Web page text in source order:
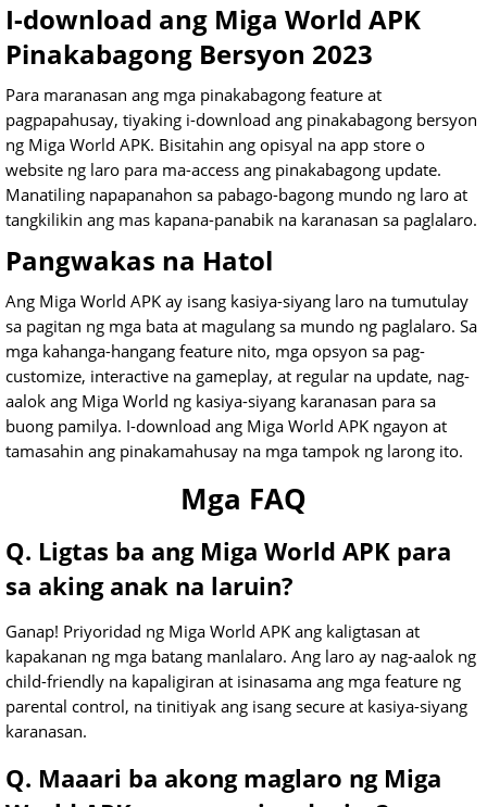
I-download ang Miga World APK
Pinakabagong Bersyon 2023
Para maranasan ang mga pinakabagong feature at
pagpapahusay, tiyaking i-download ang pinakabagong bersyon
ng Miga World APK. Bisitahin ang opisyal na app store o
website ng laro para ma-access ang pinakabagong update.
Manatiling napapanahon sa pabago-bagong mundo ng laro at
tangkilikin ang mas kapana-panabik na karanasan sa paglalaro.
Pangwakas na Hatol
Ang Miga World APK ay isang kasiya-siyang laro na tumutulay
sa pagitan ng mga bata at magulang sa mundo ng paglalaro. Sa
mga kahanga-hangang feature nito, mga opsyon sa pag-
customize, interactive na gameplay, at regular na update, nag-
aalok ang Miga World ng kasiya-siyang karanasan para sa
buong pamilya. I-download ang Miga World APK ngayon at
tamasahin ang pinakamahusay na mga tampok ng larong ito.
Mga FAQ
Q. Ligtas ba ang Miga World APK para
sa aking anak na laruin?
Ganap! Priyoridad ng Miga World APK ang kaligtasan at
kapakanan ng mga batang manlalaro. Ang laro ay nag-aalok ng
child-friendly na kapaligiran at isinasama ang mga feature ng
parental control, na tinitiyak ang isang secure at kasiya-siyang
karanasan.
Q. Maaari ba akong maglaro ng Miga